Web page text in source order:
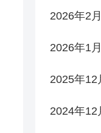
2026年2月
2026年1月
2025年12
2024年12